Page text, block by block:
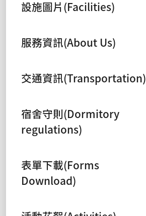
設施圖片(Facilities)
服務資訊(About Us)
交通資訊(Transportation)
宿舍守則(Dormitory
regulations)
表單下載(Forms
Download)